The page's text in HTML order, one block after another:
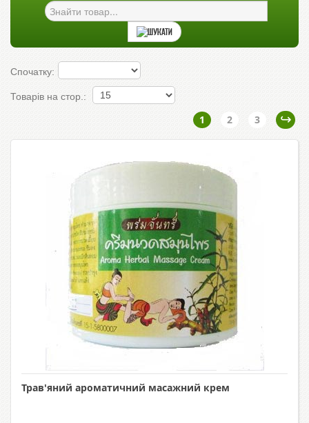
Спочатку:
Товарів на стор.:
1 2 3
Трав'яний ароматичний масажний крем